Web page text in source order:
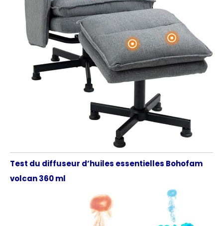
Test du diffuseur d’huiles essentielles Bohofam
volcan 360 ml